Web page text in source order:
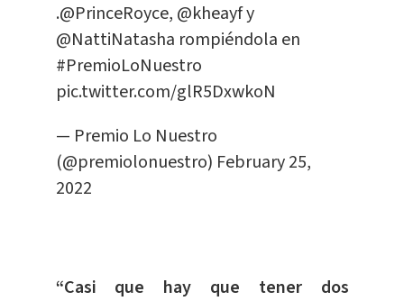
.@PrinceRoyce, @kheayfy
@NattiNatasha rompiéndola en
#PremioLoNuestro
pic.twitter.com/glR5DxwkoN
— Premio Lo Nuestro
(@premiolonuestro) February 25,
2022
“Casi que hay que tener dos